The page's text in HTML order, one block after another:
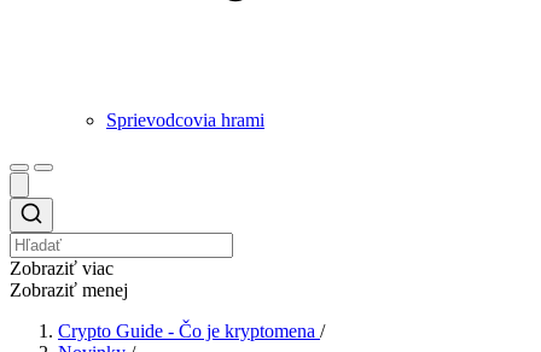
Sprievodcovia hrami
Zobraziť viac
Zobraziť menej
Crypto Guide - Čo je kryptomena /